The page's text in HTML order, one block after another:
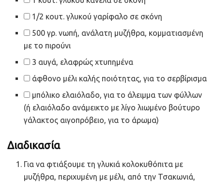
1/2 κουτ. γλυκού γαρίφαλο σε σκόνη
500 γρ. νωπή, ανάλατη μυζήθρα, κομματιασμένη
με το πιρούνι
3 αυγά, ελαφρώς χτυπημένα
άφθονο μέλι καλής ποιότητας, για το σερβίρισμα
μπόλικο ελαιόλαδο, για το άλειμμα των φύλλων
(ή ελαιόλαδο ανάμεικτο με λίγο λιωμένο βούτυρο
γάλακτος αιγοπρόβειο, για το άρωμα)
Διαδικασία
Για να φτιάξουμε τη γλυκιά κολοκυθόπιτα με
μυζήθρα, περιχυμένη με μέλι, από την Τσακωνιά,